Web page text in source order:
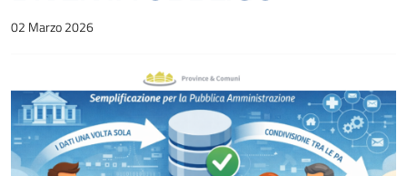
02 Marzo 2026